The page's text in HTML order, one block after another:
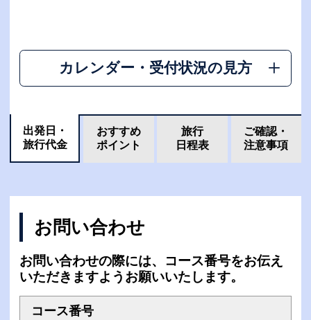
カレンダー・受付状況の見方
出発日・
旅行代金
おすすめ
ポイント
旅行
日程表
ご確認・
注意事項
お問い合わせ
お問い合わせの際には、コース番号をお伝え
いただきますようお願いいたします。
コース番号